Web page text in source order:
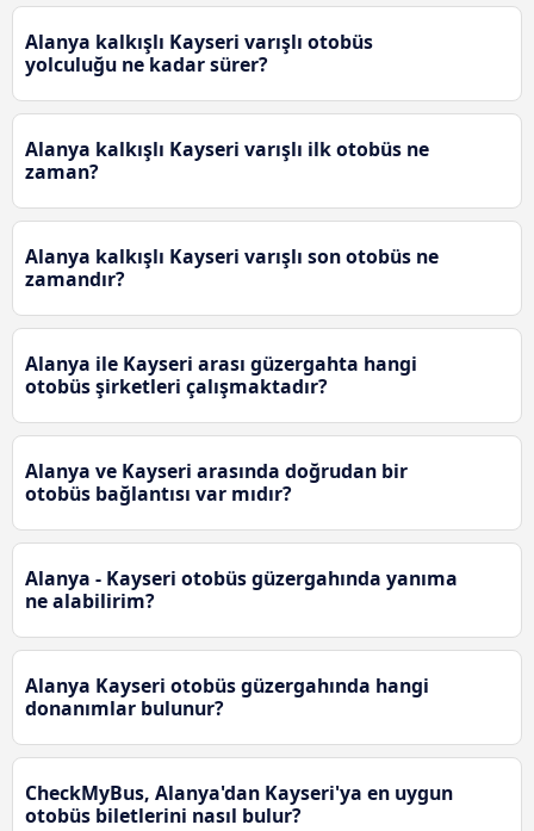
Alanya kalkışlı Kayseri varışlı otobüs
yolculuğu ne kadar sürer?
Alanya kalkışlı Kayseri varışlı ilk otobüs ne
zaman?
Alanya kalkışlı Kayseri varışlı son otobüs ne
zamandır?
Alanya ile Kayseri arası güzergahta hangi
otobüs şirketleri çalışmaktadır?
Alanya ve Kayseri arasında doğrudan bir
otobüs bağlantısı var mıdır?
Alanya - Kayseri otobüs güzergahında yanıma
ne alabilirim?
Alanya Kayseri otobüs güzergahında hangi
donanımlar bulunur?
CheckMyBus, Alanya'dan Kayseri'ya en uygun
otobüs biletlerini nasıl bulur?